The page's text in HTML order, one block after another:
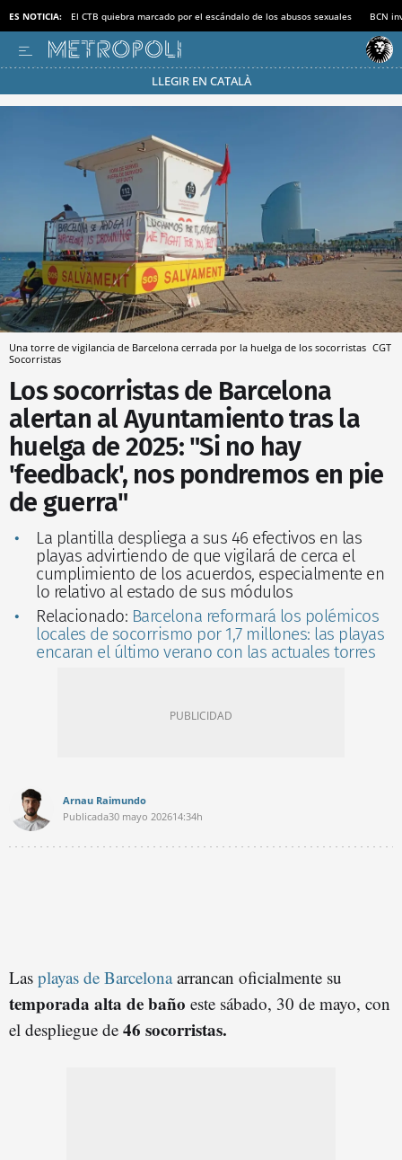
ES NOTICIA: El CTB quiebra marcado por el escándalo de los abusos sexuales BCN
LLEGIR EN CATALÀ
Pásate al MODO AHORRO
Una torre de vigilancia de Barcelona cerrada por la huelga de los socorristas CGT
Socorristas
Los socorristas de Barcelona
alertan al Ayuntamiento tras la
huelga de 2025: "Si no hay
'feedback', nos pondremos en pie
de guerra"
La plantilla despliega a sus 46 efectivos en las
playas advirtiendo de que vigilará de cerca el
cumplimiento de los acuerdos, especialmente en
lo relativo al estado de sus módulos
Relacionado: Barcelona reformará los polémicos
locales de socorrismo por 1,7 millones: las playas
encaran el último verano con las actuales torres
Arnau Raimundo
Publicada30 mayo 202614:34h
Las playas de Barcelonaarrancan oficialmente su
temporada alta de baño este sábado, 30 de mayo, con
el despliegue de 46 socorristas.